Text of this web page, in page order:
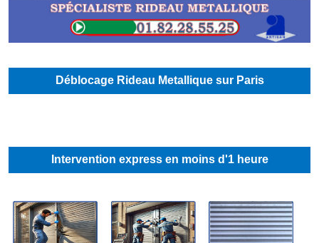
Déblocage Rideau Metallique sur Paris
Intervention express en moins d'1 heure